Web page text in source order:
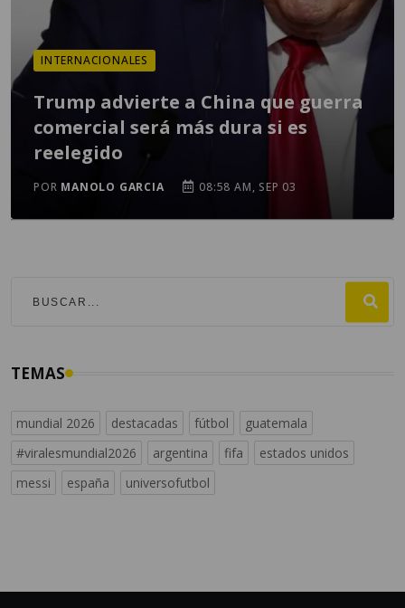
INTERNACIONALES
Trump advierte a China que guerra
comercial será más dura si es
reelegido
POR MANOLO GARCIA 08:58 AM, SEP 03
TEMAS
mundial 2026 destacadas fútbol
guatemala
#viralesmundial2026
argentina fifa
estados unidos
messi
españa universofutbol